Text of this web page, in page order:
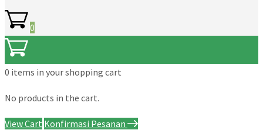
0
0 items in your shopping cart
No products in the cart.
View Cart Konfirmasi Pesanan